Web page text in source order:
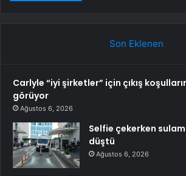
Son Eklenen
Carlyle “iyi şirketler” için çıkış
görüyor
Ağustos 6, 2026
Selfie çekerken
düştü
Ağustos 6, 2026